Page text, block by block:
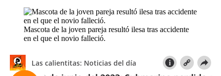
Mascota de la joven pareja resultó ilesa tras accidente
en el que el novio falleció.